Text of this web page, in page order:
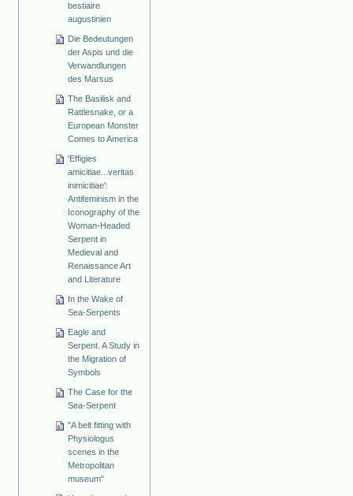
bestiaire
augustinien
Die Bedeutungen
der Aspis und die
Verwandlungen
des Marsus
The Basilisk and
Rattlesnake, or a
European Monster
Comes to America
'Effigies
amicitiae...veritas
inimicitiae':
Antifeminism in the
Iconography of the
Woman-Headed
Serpent in
Medieval and
Renaissance Art
and Literature
In the Wake of
Sea-Serpents
Eagle and
Serpent. A Study in
the Migration of
Symbols
The Case for the
Sea-Serpent
"A belt fitting with
Physiologus
scenes in the
Metropolitan
museum"